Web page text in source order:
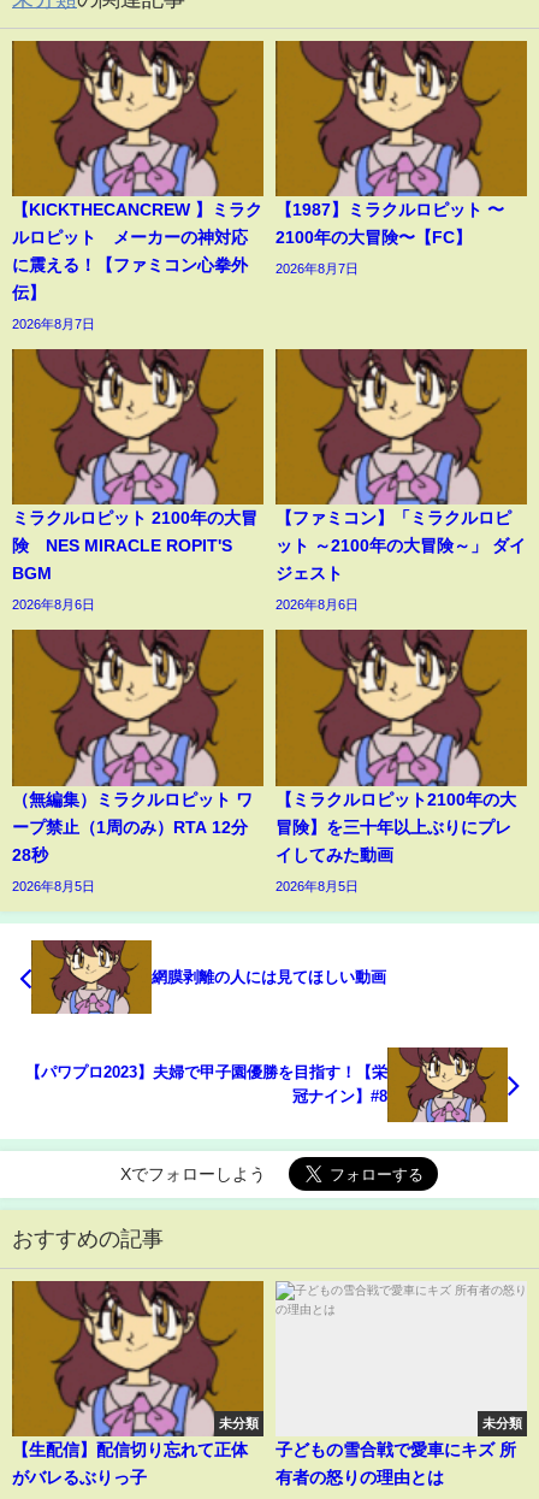
【KICKTHECANCREW 】ミラク
ルロピット メーカーの神対応
に震える！【ファミコン心拳外
伝】
2026年8月7日
【1987】ミラクルロピット 〜
2100年の大冒険〜【FC】
2026年8月7日
ミラクルロピット 2100年の大冒
険 NES MIRACLE ROPIT'S
BGM
2026年8月6日
【ファミコン】「ミラクルロピ
ット ～2100年の大冒険～」 ダイ
ジェスト
2026年8月6日
（無編集）ミラクルロピット ワ
ープ禁止（1周のみ）RTA 12分
28秒
2026年8月5日
【ミラクルロピット2100年の大
冒険】を三十年以上ぶりにプレ
イしてみた動画
2026年8月5日
網膜剥離の人には見てほしい動画
【パワプロ2023】夫婦で甲子園優勝を目指す！【栄
冠ナイン】#8
Xでフォローしよう
おすすめの記事
未分類
【生配信】配信切り忘れて正体
がバレるぶりっ子
未分類
子どもの雪合戦で愛車にキズ 所
有者の怒りの理由とは